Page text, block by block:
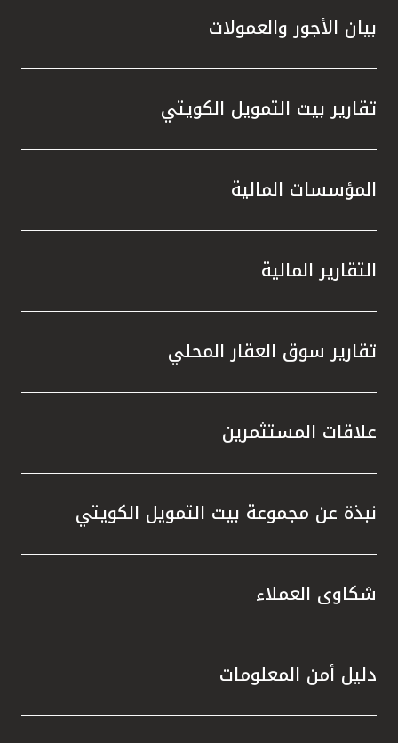
بيان الأجور والعمولات
تقارير بيت التمويل الكويتي
المؤسسات المالية
التقارير المالية
تقارير سوق العقار المحلي
علاقات المستثمرين
نبذة عن مجموعة بيت التمويل الكويتي
شكاوى العملاء
دليل أمن المعلومات